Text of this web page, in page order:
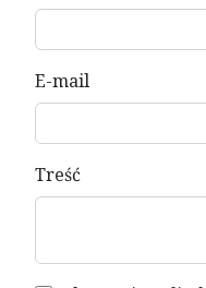
E-mail
Treść